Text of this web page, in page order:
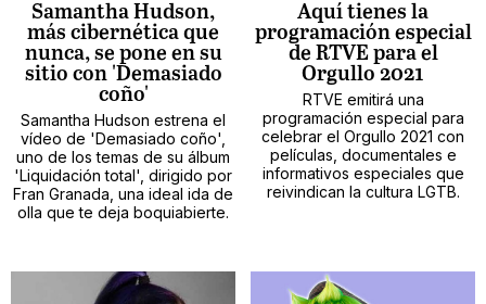
Samantha Hudson,
más cibernética que
nunca, se pone en su
sitio con 'Demasiado
coño'
Samantha Hudson estrena el
vídeo de 'Demasiado coño',
uno de los temas de su álbum
'Liquidación total', dirigido por
Fran Granada, una ideal ida de
olla que te deja boquiabierte.
Aquí tienes la
programación especial
de RTVE para el
Orgullo 2021
RTVE emitirá una
programación especial para
celebrar el Orgullo 2021 con
películas, documentales e
informativos especiales que
reivindican la cultura LGTB.